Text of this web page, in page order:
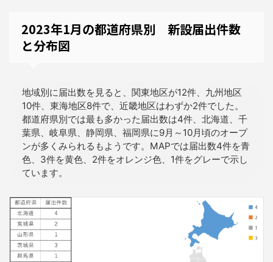
2023年1月の都道府県別 新設届出件数
と分布図
地域別に届出数を見ると、関東地区が12件、九州地区
10件、東海地区8件で、近畿地区はわずか2件でした。
都道府県別では最も多かった届出数は4件、北海道、千
葉県、岐阜県、静岡県、福岡県に9月～10月頃のオープ
ンが多くみられるもようです。MAPでは届出数4件を青
色、3件を黄色、2件をオレンジ色、1件をグレーで示し
ています。